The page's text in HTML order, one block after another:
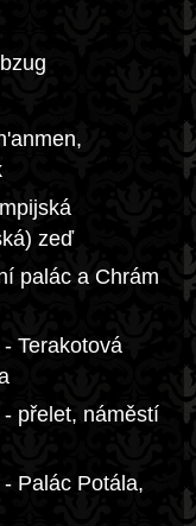
zeď
palác a Chrám
Terakotová
přelet, náměstí
Palác Potála,